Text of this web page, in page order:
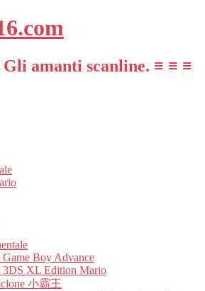
amanti scanline. ≡ ≡ ≡
Game Boy Advance
3DS XL Edition Mario
小霸王